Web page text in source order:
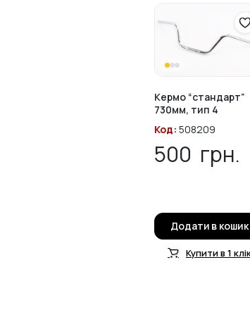
Кермо “стандарт”
730мм, тип 4
Код: 508209
500 грн.
Додати в кошик
Купити в 1